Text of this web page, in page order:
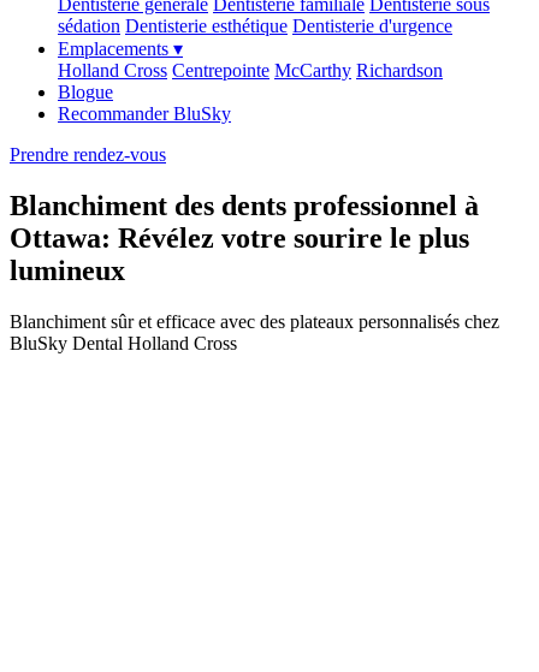
Dentisterie générale Dentisterie familiale Dentisterie sous
sédation Dentisterie esthétique Dentisterie d'urgence
Emplacements ▾
Holland Cross Centrepointe McCarthy Richardson
Blogue
Recommander BluSky
Prendre rendez-vous
Blanchiment des dents professionnel à
Ottawa: Révélez votre sourire le plus
lumineux
Blanchiment sûr et efficace avec des plateaux personnalisés chez
BluSky Dental Holland Cross